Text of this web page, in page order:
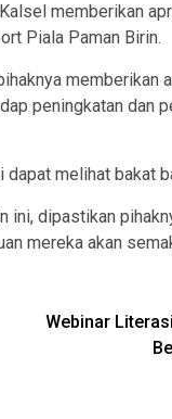
memberikan
Piala Paman Birin.
peningkatan dan
melihat bakat
dipastikan
mereka akan
Webinar